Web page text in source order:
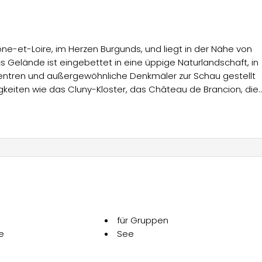
et-Loire, im Herzen Burgunds, und liegt in der Nähe von
Gelände ist eingebettet in eine üppige Naturlandschaft, in
und außergewöhnliche Denkmäler zur Schau gestellt
wie das Cluny-Kloster, das Château de Brancion, die
Baume-les-Messieurs besuchen, was eine reiche
und Stellplätzen, die darauf ausgelegt sind, jede
und moderne Annehmlichkeiten bestechen.
Déclik, bieten kompakte, aber funktionale Lösungen,
der Natur genießen möchten. Die Unterkünfte sind
Anzahl von Zimmern von 2 bis 4 sowie einer
und breit gefächerte Auswahl für jeden
für Gruppen
See